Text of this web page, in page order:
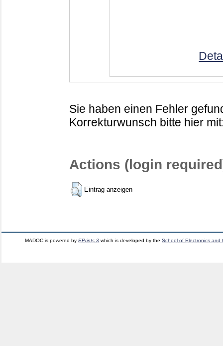
Sie haben einen Fehler
Korrekturwunsch bitte hier
Actions (login
Eintrag anzeigen
MADOC is powered byEPrints 3 which is developed by theSchool of Electronics and